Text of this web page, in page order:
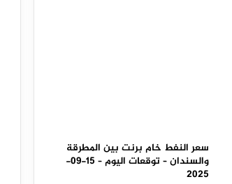
سعر النفط خام برنت بين المطرقة
والسندان – توقعات اليوم – 15-09-
2025